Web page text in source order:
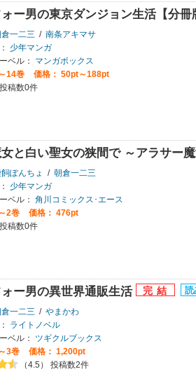
ー男の東京ダンジョン生活【分冊
一二三 / 南条アキマサ
少年マンガ
ベル：
マンガボックス
14巻
価格： 50pt～188pt
稿数0件
と白い聖女の狭間で ～アラサー
ぽんちょ / 朝倉一二三
少年マンガ
ベル： 角川コミックス･エース
2巻
価格： 476pt
稿数0件
ー男の異世界通販生活
一二三 / やまかわ
ライトノベル
ベル：
ツギクルブックス
3巻
価格： 1,200pt
（4.5） 投稿数2件